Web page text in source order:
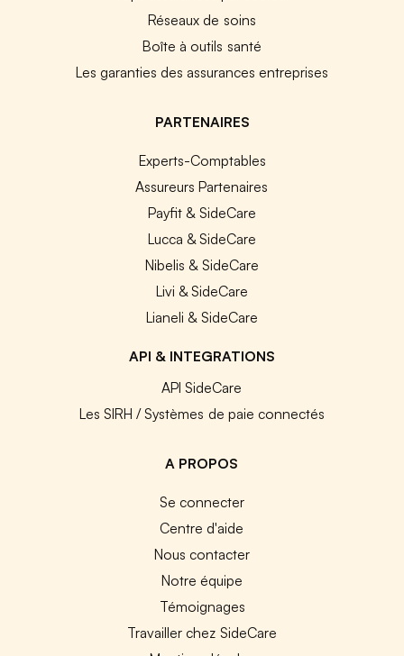
Réseaux de soins
Boîte à outils santé
Les garanties des assurances entreprises
PARTENAIRES
Experts-Comptables
Assureurs Partenaires
Payfit & SideCare
Lucca & SideCare
Nibelis & SideCare
Livi & SideCare
Lianeli & SideCare
API & INTEGRATIONS
API SideCare
Les SIRH / Systèmes de paie connectés
A PROPOS
Se connecter
Centre d'aide
Nous contacter
Notre équipe
Témoignages
Travailler chez SideCare